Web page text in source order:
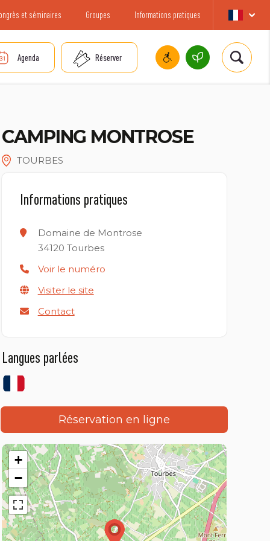
et séminaires Groupes Informations pratiques
Agenda Réserver
CAMPING MONTROSE
TOURBES
Informations pratiques
Domaine de Montrose
34120 Tourbes
Voir le numéro
Visiter le site
Contact
Langues parlées
Réservation en ligne
+
−